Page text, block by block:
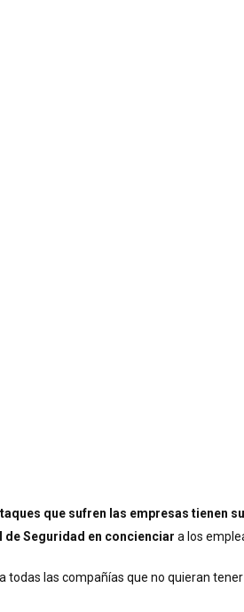
que sufren las empresas tienen
de Seguridad en concienciar a los
las compañías que no quieran